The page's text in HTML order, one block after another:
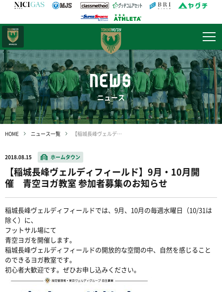
NEWS
ニュース
HOME ニュース一覧 【稲城長峰ヴェルディフィールド】9月・10月開催 青空ヨガ教室 参加者募集のお知らせ
2018.08.15 ホームタウン
【稲城長峰ヴェルディフィールド】9月・10月開
催 青空ヨガ教室 参加者募集のお知らせ
稲城長峰ヴェルディフィールドでは、9月、10月の毎週水曜日（10/31は
除く）に、
フットサル場にて
青空ヨガを開催します。
稲城長峰ヴェルディフィールドの開放的な空間の中、自然を感じること
のできるヨガ教室です。
初心者大歓迎です。ぜひお申し込みください。